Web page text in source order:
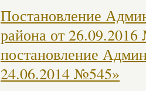
Постановление
района от
постановление
24.06.2014 №545»